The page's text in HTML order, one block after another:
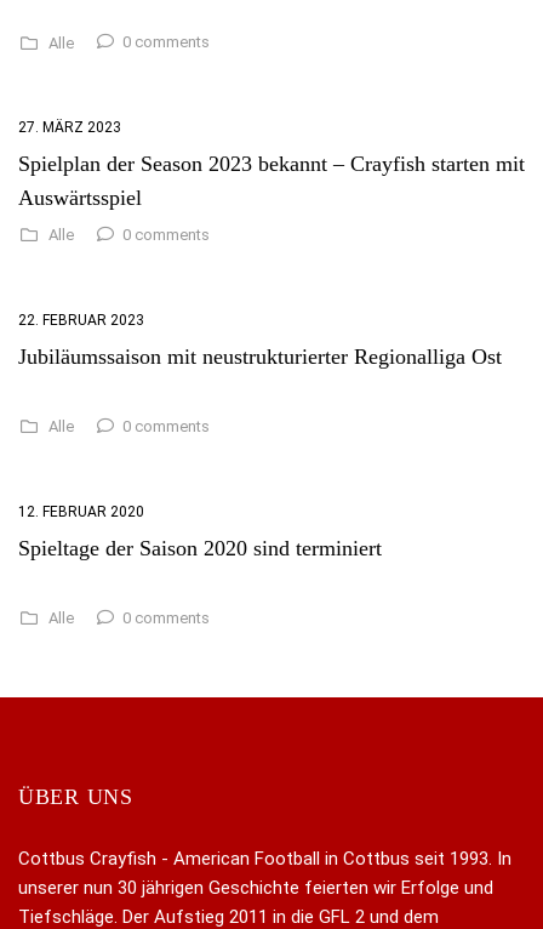
Alle 0 comments
27. MÄRZ 2023
Spielplan der Season 2023 bekannt – Crayfish starten mit
Auswärtsspiel
Alle 0 comments
22. FEBRUAR 2023
Jubiläumssaison mit neustrukturierter Regionalliga Ost
Alle 0 comments
12. FEBRUAR 2020
Spieltage der Saison 2020 sind terminiert
Alle 0 comments
ÜBER UNS
Cottbus Crayfish - American Football in Cottbus seit 1993. In
unserer nun 30 jährigen Geschichte feierten wir Erfolge und
Tiefschläge. Der Aufstieg 2011 in die GFL 2 und dem